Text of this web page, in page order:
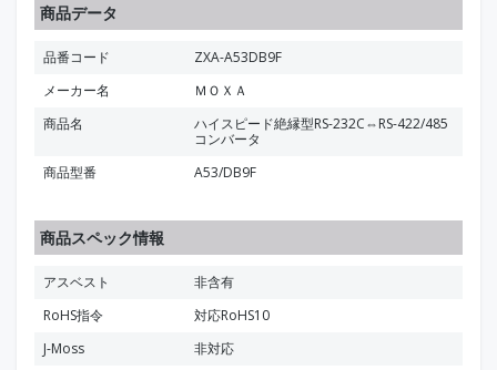
商品データ
品番コード
ZXA-A53DB9F
メーカー名
ＭＯＸＡ
商品名
ハイスピード絶縁型RS-232C⇔RS-422/485
コンバータ
商品型番
A53/DB9F
商品スペック情報
アスベスト
非含有
RoHS指令
対応RoHS10
J-Moss
非対応